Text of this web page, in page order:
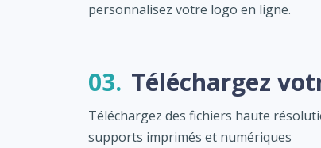
personnalisez votre logo en ligne.
03. Téléchargez
Téléchargez des fichiers haute
supports imprimés et numériques